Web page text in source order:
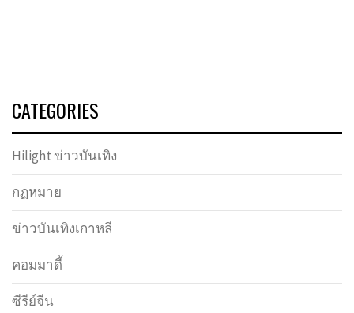
CATEGORIES
Hilight ข่าวบันเทิง
กฏหมาย
ข่าวบันเทิงเกาหลี
คอมมาดี้
ซีรีย์จีน